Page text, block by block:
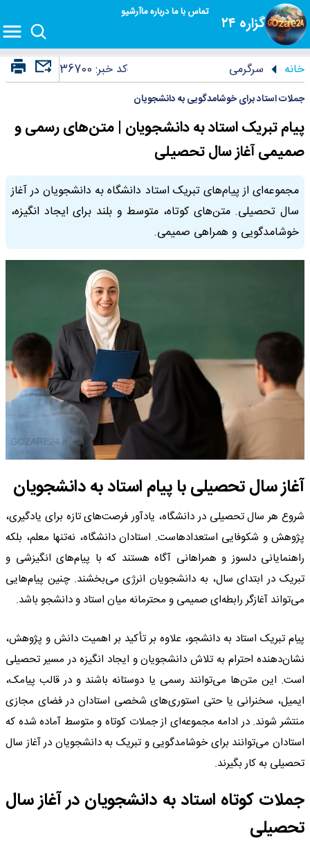
گزاره ۲۴
تماس با مادرباره ماآرشیو
خانه سرگرمی کد خبر: 36700
جملات استاد برای خوشامدگویی به دانشجویان
پیام تبریک استاد به دانشجویان | متن‌های رسمی و
صمیمی آغاز سال تحصیلی
مجموعه‌ای از پیام‌های تبریک استاد دانشگاه به دانشجویان در آغاز
سال تحصیلی. متن‌های کوتاه، متوسط و بلند برای ایجاد انگیزه،
خوشامدگویی و همراهی صمیمی.
آغاز سال تحصیلی با پیام استاد به دانشجویان
شروع هر سال تحصیلی در دانشگاه، یادآور فرصت‌های تازه برای یادگیری،
پژوهش و شکوفایی استعدادهاست. استادان دانشگاه، نه‌تنها معلم، بلکه
راهنمایانی دلسوز و همراهانی آگاه هستند که با پیام‌های انگیزشی و
تبریک در ابتدای سال، به دانشجویان انرژی می‌بخشند. چنین پیام‌هایی
می‌تواند آغازگر رابطه‌ای صمیمی و محترمانه میان استاد و دانشجو باشد.
پیام تبریک استاد به دانشجو، علاوه بر تأکید بر اهمیت دانش و پژوهش،
نشان‌دهنده احترام به تلاش دانشجویان و ایجاد انگیزه در مسیر تحصیلی
است. این متن‌ها می‌توانند رسمی یا دوستانه باشند و در قالب پیامک،
ایمیل، سخنرانی یا حتی استوری‌های شخصی استادان در فضای مجازی
منتشر شوند. در ادامه مجموعه‌ای از جملات کوتاه و متوسط آماده شده که
استادان می‌توانند برای خوشامدگویی و تبریک به دانشجویان در آغاز سال
تحصیلی به کار بگیرند.
جملات کوتاه استاد به دانشجویان در آغاز سال
تحصیلی